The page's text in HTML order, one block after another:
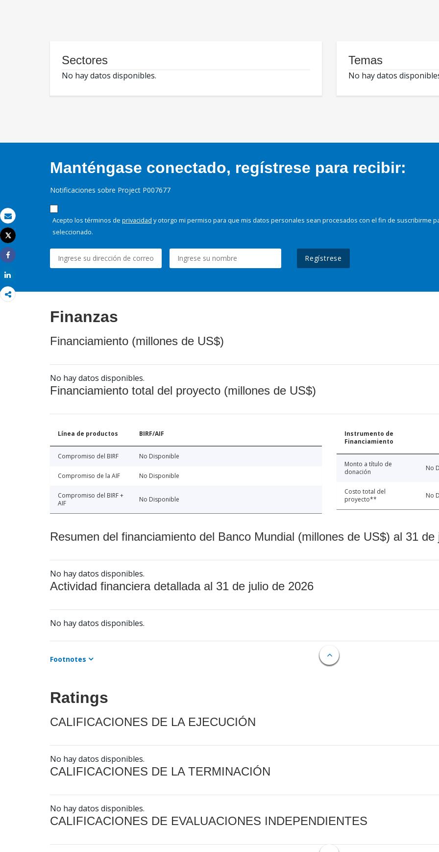
Correo electrónico
Imprimir
Tweet
Share
Sectores
No hay datos disponibles.
Temas
No hay datos
Manténgase conectado, regístrese para recibir:
Notificaciones sobre Project P007677
Acepto los términos de privacidad y otorgo mi permiso para que mis datos personales sean procesados con el fin de suscribirme
seleccionado.
Regístrese
Finanzas
Financiamiento (millones de US$)
No hay datos disponibles.
Financiamiento total del proyecto (millones de US$)
Línea de productos BIRF/AIF
Compromiso del BIRF No Disponible
Compromiso de la AIF No Disponible
Compromiso del BIRF +
AIF
No Disponible
Instrumento de
Financiamiento
Monto a título de
donación
No
Costo total del
proyecto**
No
Resumen del financiamiento del Banco Mundial (millones de US$) al 31 de
No hay datos disponibles.
Actividad financiera detallada al 31 de julio de 2026
No hay datos disponibles.
Footnotes
Ratings
CALIFICACIONES DE LA EJECUCIÓN
No hay datos disponibles.
CALIFICACIONES DE LA TERMINACIÓN
No hay datos disponibles.
CALIFICACIONES DE EVALUACIONES INDEPENDIENTES